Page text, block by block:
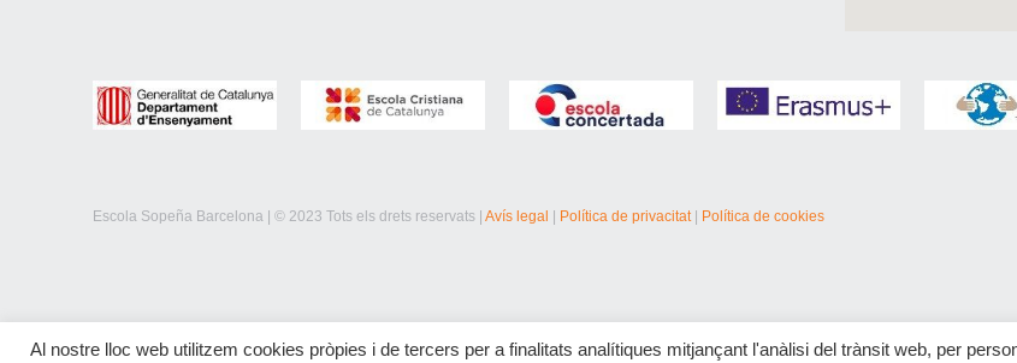
Escola Sopeña Barcelona | © 2023 Tots els drets reservats |Avís legal | Política de privacitat | Política de cookies
Al nostre lloc web utilitzem cookies pròpies i de tercers per a finalitats analítiques mitjançant l'anàlisi del trànsit web, per